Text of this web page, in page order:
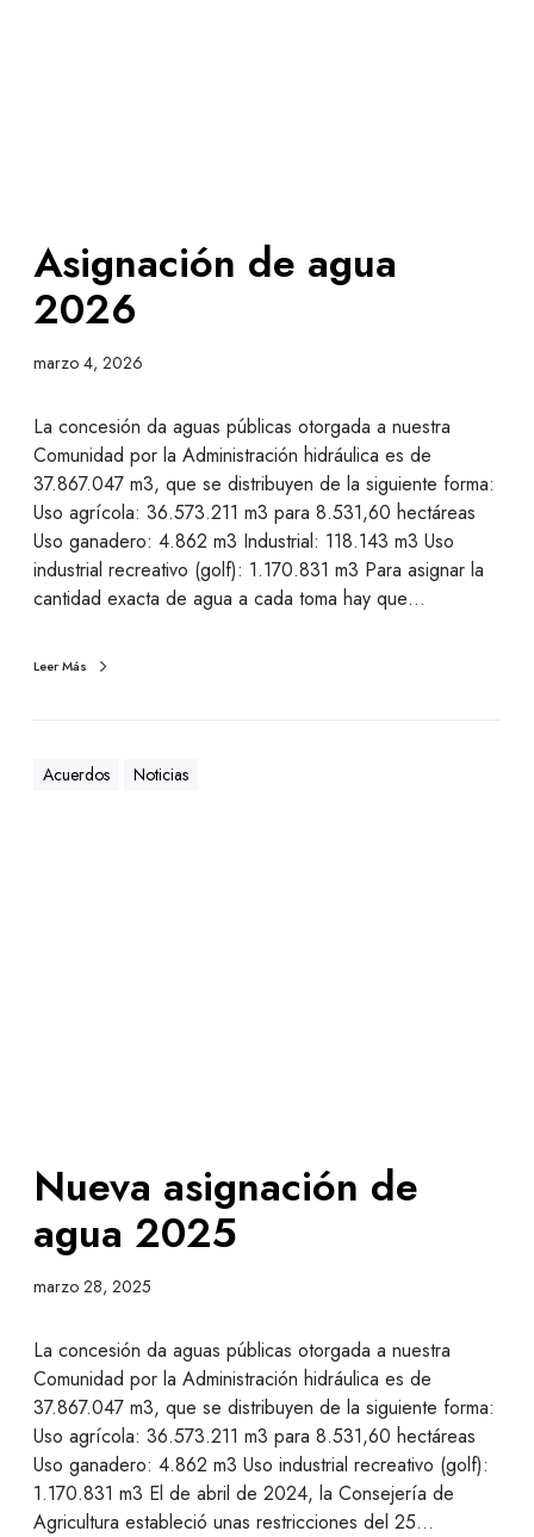
Asignación de agua
2026
marzo 4, 2026
La concesión da aguas públicas otorgada a nuestra
Comunidad por la Administración hidráulica es de
37.867.047 m3, que se distribuyen de la siguiente forma:
Uso agrícola: 36.573.211 m3 para 8.531,60 hectáreas
Uso ganadero: 4.862 m3 Industrial: 118.143 m3 Uso
industrial recreativo (golf): 1.170.831 m3 Para asignar la
cantidad exacta de agua a cada toma hay que…
Leer Más
Acuerdos Noticias
Nueva asignación de
agua 2025
marzo 28, 2025
La concesión da aguas públicas otorgada a nuestra
Comunidad por la Administración hidráulica es de
37.867.047 m3, que se distribuyen de la siguiente forma:
Uso agrícola: 36.573.211 m3 para 8.531,60 hectáreas
Uso ganadero: 4.862 m3 Uso industrial recreativo (golf):
1.170.831 m3 El de abril de 2024, la Consejería de
Agricultura estableció unas restricciones del 25…